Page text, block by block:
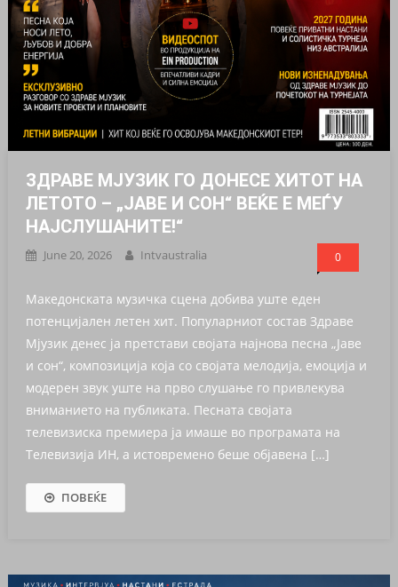
ЗДРАВЕ МЈУЗИК ГО ДОНЕСЕ ХИТОТ НА
ЛЕТОТО – „ЈАВЕ И СОН“ ВЕЌЕ Е МЕЃУ
НАЈСЛУШАНИТЕ!“
June 20, 2026 Intvaustralia 0
Македонската музичка сцена добива уште еден
потенцијален летен хит. Популарниот состав Здраве
Мјузик денес ја претстави својата најнова песна „Јаве
и сон“, композиција која со својата мелодија, емоција и
модерен звук уште на прво слушање го привлекува
вниманието на публиката. Песната својата
телевизиска премиера ја имаше во програмата на
Телевизија ИН, а истовремено беше објавена […]
ПОВЕЌЕ